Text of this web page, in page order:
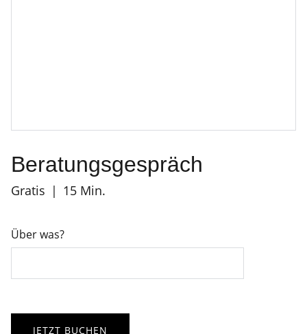
Beratungsgespräch
Gratis 15 Min.
Über was?
JETZT BUCHEN